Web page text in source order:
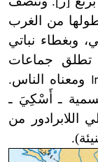
من الغرب
قطبي، وبغطاء نباتي
تطلق جماعات
ومعناه الناس.
ـ أَسْكِيَ ـ
اللابرادور من